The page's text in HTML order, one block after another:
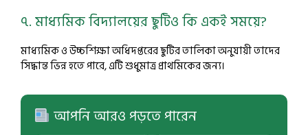
৭. মাধ্যমিক বিদ্যালয়ের ছুটিও কি একই সময়ে?
মাধ্যমিক ও উচ্চশিক্ষা অধিদপ্তরের ছুটির তালিকা অনুযায়ী তাদের
সিদ্ধান্ত ভিন্ন হতে পারে, এটি শুধুমাত্র প্রাথমিকের জন্য।
আপনি আরও পড়তে পারেন